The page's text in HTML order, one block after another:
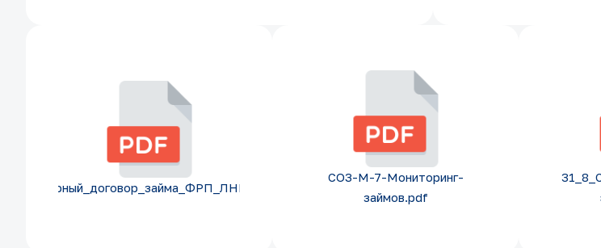
Примерный_договор_займа_ФРП_ЛНР_1.pdf
СОЗ-М-7-Мониторинг-
займов.pdf